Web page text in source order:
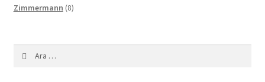
Zimmermann 88